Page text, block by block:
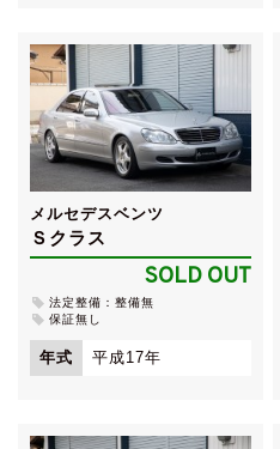
メルセデスベンツ
Ｓクラス
SOLD OUT
法定整備：整備無
保証無し
年式 平成17年